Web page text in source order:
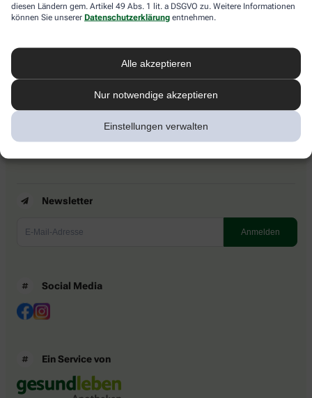
diesen Ländern gem. Artikel 49 Abs. 1 lit. a DSGVO zu. Weitere Informationen
können Sie unserer Datenschutzerklärung entnehmen.
Alle akzeptieren
Nur notwendige akzeptieren
Einstellungen verwalten
apotheke.com Informationen
Newsletter
Barrierefreiheitserklärung
Newsletter
Social Media
Ein Service von